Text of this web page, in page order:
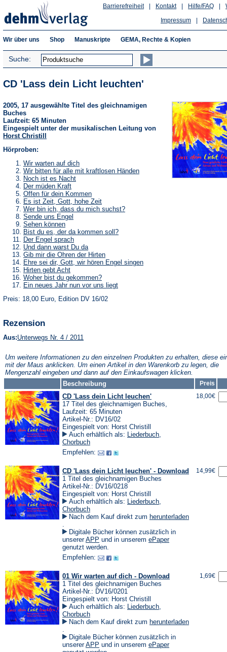
Hilfe/FAQ
Kontakt
Barrierefreiheit
Impressum
Wir über uns Shop Manuskripte GEMA, Rechte & Kopien
Suche:
CD 'Lass dein Licht leuchten'
2005, 17 ausgewählte Titel des gleichnamigen
Buches
Laufzeit: 65 Minuten
Eingespielt unter der musikalischen Leitung von
Horst Christill
Hörproben:
Wir warten auf dich(Öffnet
in
Tab)
Wir bitten für alle mit kraftlosen Händen(Öffnet
Noch ist es Nacht(Öffnet
einem
neuen
Tab)
Der müden Kraft(Öffnet
in
einem
neuen
Tab)
Offen für dein Kommen(Öffnet
in
einem
neuen
Es ist Zeit, Gott, hohe Zeit(Öffnet
in
Tab)
Wer bin ich, dass du mich suchst?(Öffnet
Sende uns Engel
einem
neuen
Tab)
Sehen können(Öffnet
in
einem
neuen
Tab)
Bist du es, der da kommen soll?(Öffnet
Tab)
Der Engel sprach(Öffnet
in
einem
neuen
Tab)
Und dann warst Du da(Öffnet
in
einem
neuen
Tab)
Gib mir die Ohren der Hirten(Öffnet
in
einem
Tab)
Ehre sei dir, Gott, wir hören Engel singen(Öffnet
Hirten gebt Acht(Öffnet
in
einem
neuen
Tab)
Woher bist du gekommen?(Öffnet
in
einem
neuen
Ein neues Jahr nun vor uns liegt(Öffnet
Preis: 18,00 Euro, Edition DV 16/02
Rezension
Aus:Unterwegs Nr. 4 / 2011
neuen
Tab)
Um weitere Informationen zu den einzelnen Produkten zu erhalten, diese
mit der Maus anklicken. Um einen Artikel in den Warenkorb zu legen, die
Mengenzahl eingeben und dann auf den Einkaufswagen klicken.
Beschreibung
Preis
CD 'Lass dein Licht leuchen'
17 Titel des gleichnamigen Buches,
Laufzeit: 65 Minuten
Artikel-Nr.: DV16/02
Eingespielt von: Horst Christill
Auch erhältlich als: Liederbuch,
Chorbuch
Empfehlen:
18,00€
CD 'Lass dein Licht leuchen' - Download
1 Titel des gleichnamigen Buches
Artikel-Nr.: DV16/0218
Eingespielt von: Horst Christill
Auch erhältlich als: Liederbuch,
Chorbuch
Nach dem Kauf direkt zum herunterladen
in
einem
neuen
Tab)
.
Digitale Bücher können zusätzlich in
unsererAPP (Öffnet
in
neuen
und in unserem ePaper(Öffnet
genutzt werden.
Empfehlen:
14,99€
01 Wir warten auf dich - Download
1 Titel des gleichnamigen Buches
Artikel-Nr.: DV16/0201
Eingespielt von: Horst Christill
Auch erhältlich als: Liederbuch,
Chorbuch
Nach dem Kauf direkt zum herunterladen
in
einem
neuen
.
Digitale Bücher können zusätzlich in
unsererAPP (Öffnet
und in unserem ePaper(Öffnet
1,69€